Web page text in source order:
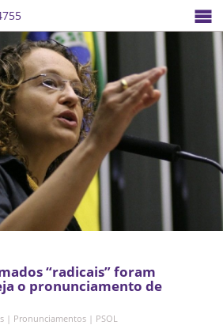
“radicais” foram
o pronunciamento de
| Pronunciamentos | PSOL